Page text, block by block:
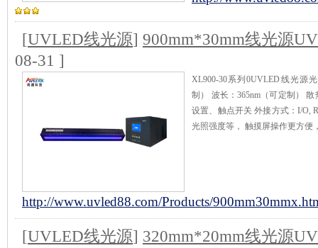
[UVLED线光源] 900mm*30mm线光源
08-31 ]
XL900-30系列0UVLED线光源
制） 波长：365nm（可定制）
设置、触点开关 外接方式：I/O,
光照强度等， 触摸屏操作更方便
http://www.uvled88.com/Products/
[UVLED线光源] 320mm*20mm线光源